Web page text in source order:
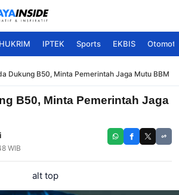
HUKRIM IPTEK Sports EKBIS
Dukung B50, Minta Pemerintah Jaga Mutu BBM
B50, Minta Pemerintah Jaga
WIB
alt top